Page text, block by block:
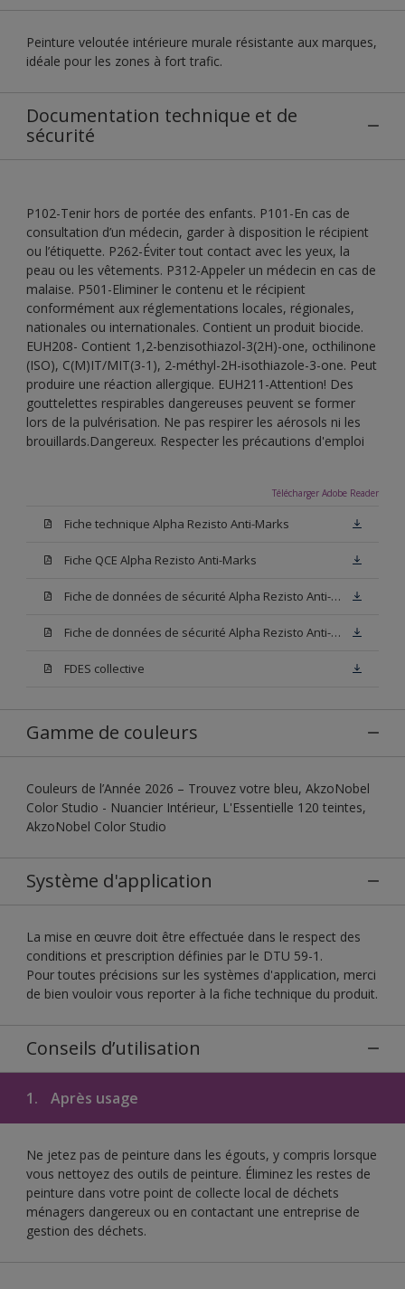
Peinture veloutée intérieure murale résistante aux marques,
idéale pour les zones à fort trafic.
Documentation technique et de
sécurité
P102-Tenir hors de portée des enfants. P101-En cas de
consultation d’un médecin, garder à disposition le récipient
ou l’étiquette. P262-Éviter tout contact avec les yeux, la
peau ou les vêtements. P312-Appeler un médecin en cas de
malaise. P501-Eliminer le contenu et le récipient
conformément aux réglementations locales, régionales,
nationales ou internationales. Contient un produit biocide.
EUH208- Contient 1,2-benzisothiazol-3(2H)-one, octhilinone
(ISO), C(M)IT/MIT(3-1), 2-méthyl-2H-isothiazole-3-one. Peut
produire une réaction allergique. EUH211-Attention! Des
gouttelettes respirables dangereuses peuvent se former
lors de la pulvérisation. Ne pas respirer les aérosols ni les
brouillards.Dangereux. Respecter les précautions d'emploi
Télécharger Adobe Reader
Fiche technique Alpha Rezisto Anti-Marks
Fiche QCE Alpha Rezisto Anti-Marks
Fiche de données de sécurité Alpha Rezisto Anti-Marks Base W05
Fiche de données de sécurité Alpha Rezisto Anti-Marks Base N00
FDES collective
Gamme de couleurs
Couleurs de l’Année 2026 – Trouvez votre bleu, AkzoNobel
Color Studio - Nuancier Intérieur, L'Essentielle 120 teintes,
AkzoNobel Color Studio
Système d'application
La mise en œuvre doit être effectuée dans le respect des
conditions et prescription définies par le DTU 59-1.
Pour toutes précisions sur les systèmes d'application, merci
de bien vouloir vous reporter à la fiche technique du produit.
Conseils d’utilisation
1. Après usage
Ne jetez pas de peinture dans les égouts, y compris lorsque
vous nettoyez des outils de peinture. Éliminez les restes de
peinture dans votre point de collecte local de déchets
ménagers dangereux ou en contactant une entreprise de
gestion des déchets.